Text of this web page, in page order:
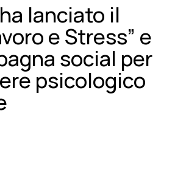
lanciato il
e Stress” e
social per
psicologico